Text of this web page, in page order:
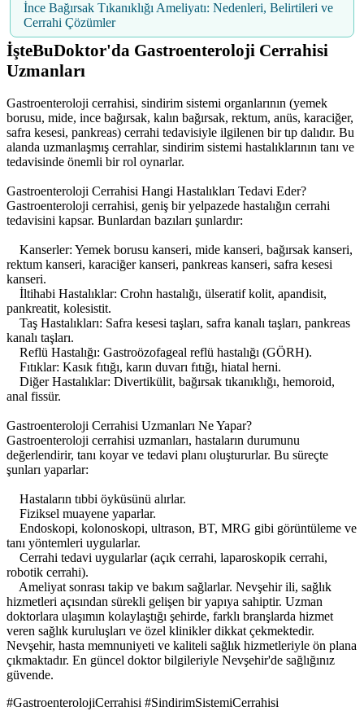
İnce Bağırsak Tıkanıklığı Ameliyatı: Nedenleri, Belirtileri ve
Cerrahi Çözümler
İşteBuDoktor'da Gastroenteroloji Cerrahisi
Uzmanları
Gastroenteroloji cerrahisi, sindirim sistemi organlarının (yemek
borusu, mide, ince bağırsak, kalın bağırsak, rektum, anüs, karaciğer,
safra kesesi, pankreas) cerrahi tedavisiyle ilgilenen bir tıp dalıdır. Bu
alanda uzmanlaşmış cerrahlar, sindirim sistemi hastalıklarının tanı ve
tedavisinde önemli bir rol oynarlar.
Gastroenteroloji Cerrahisi Hangi Hastalıkları Tedavi Eder?
Gastroenteroloji cerrahisi, geniş bir yelpazede hastalığın cerrahi
tedavisini kapsar. Bunlardan bazıları şunlardır:
Kanserler: Yemek borusu kanseri, mide kanseri, bağırsak kanseri,
rektum kanseri, karaciğer kanseri, pankreas kanseri, safra kesesi
kanseri.
İltihabi Hastalıklar: Crohn hastalığı, ülseratif kolit, apandisit,
pankreatit, kolesistit.
Taş Hastalıkları: Safra kesesi taşları, safra kanalı taşları, pankreas
kanalı taşları.
Reflü Hastalığı: Gastroözofageal reflü hastalığı (GÖRH).
Fıtıklar: Kasık fıtığı, karın duvarı fıtığı, hiatal herni.
Diğer Hastalıklar: Divertikülit, bağırsak tıkanıklığı, hemoroid,
anal fissür.
Gastroenteroloji Cerrahisi Uzmanları Ne Yapar?
Gastroenteroloji cerrahisi uzmanları, hastaların durumunu
değerlendirir, tanı koyar ve tedavi planı oluştururlar. Bu süreçte
şunları yaparlar:
Hastaların tıbbi öyküsünü alırlar.
Fiziksel muayene yaparlar.
Endoskopi, kolonoskopi, ultrason, BT, MRG gibi görüntüleme ve
tanı yöntemleri uygularlar.
Cerrahi tedavi uygularlar (açık cerrahi, laparoskopik cerrahi,
robotik cerrahi).
Ameliyat sonrası takip ve bakım sağlarlar. Nevşehir ili, sağlık
hizmetleri açısından sürekli gelişen bir yapıya sahiptir. Uzman
doktorlara ulaşımın kolaylaştığı şehirde, farklı branşlarda hizmet
veren sağlık kuruluşları ve özel klinikler dikkat çekmektedir.
Nevşehir, hasta memnuniyeti ve kaliteli sağlık hizmetleriyle ön plana
çıkmaktadır. En güncel doktor bilgileriyle Nevşehir'de sağlığınız
güvende.
#GastroenterolojiCerrahisi #SindirimSistemiCerrahisi